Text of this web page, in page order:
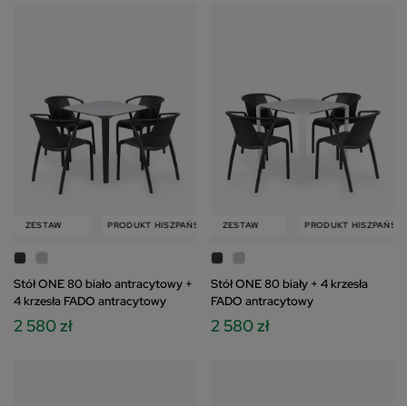
PRODUKT HISZPAŃSKI ZESTAW
Stół ONE 80 biało antracytowy +
4 krzesła FADO antracytowy
2 580 zł
PRODUKT HISZPAŃSKI ZESTAW PRODUKT HISZPAŃSKI
Stół ONE 80 biały + 4 krzesła
FADO antracytowy
2 580 zł